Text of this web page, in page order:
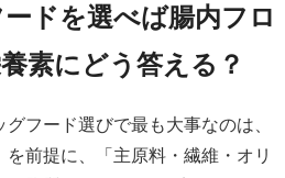
ドを選べば腸内フロ
素にどう答える？
フード選びで最も大事なのは、
を前提に、「主原料・繊維・オリ